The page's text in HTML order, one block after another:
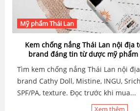
Mỹ phẩm Thái Lan
Kem chống nắng Thái Lan nội địa
brand đáng tin từ dược mỹ phẩm
Tìm kem chống nắng Thái Lan nội
brand Cathy Doll, Mistine, INGU,
SPF/PA, texture. Đọc trước khi mua...